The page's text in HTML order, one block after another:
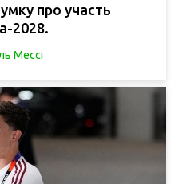
про участь
2028.
Мессі